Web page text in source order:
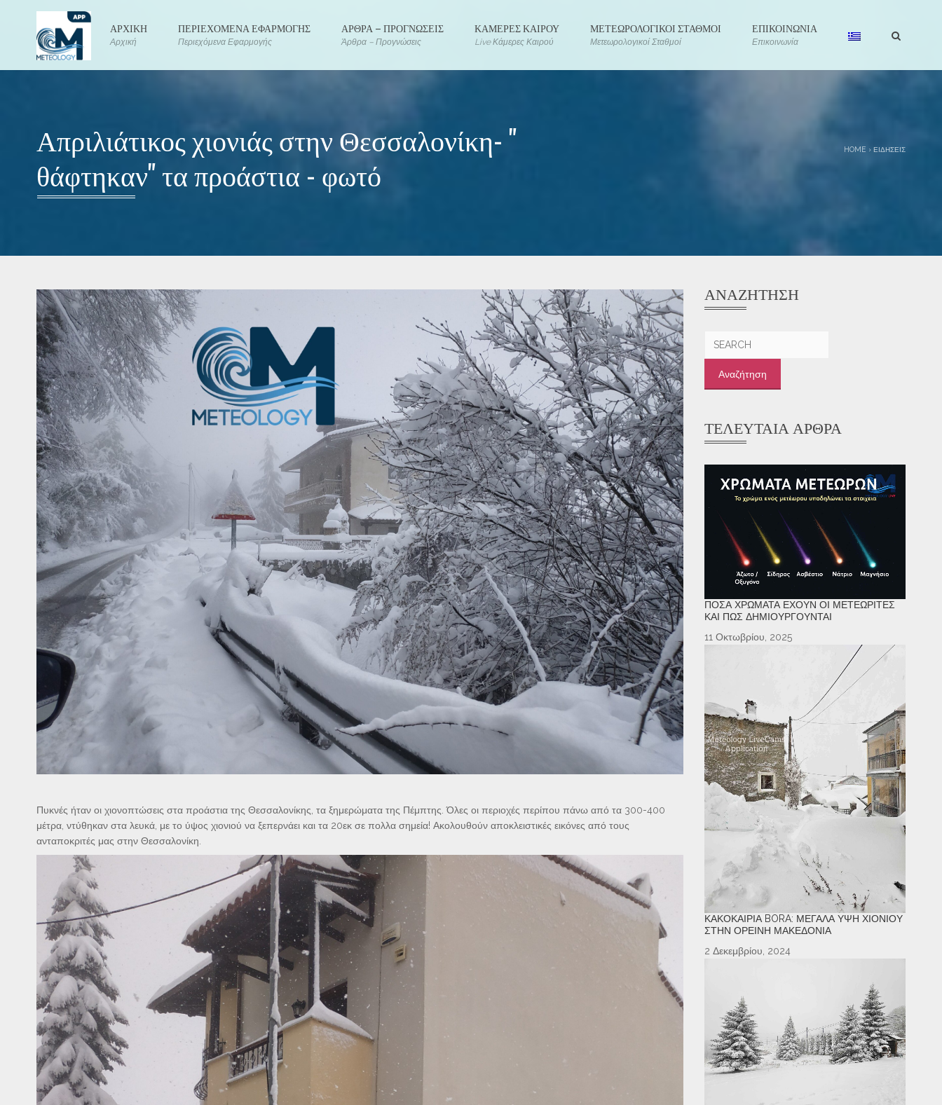
ΑΡΧΙΚΗ
Αρχική
ΠΕΡΙΕΧΟΜΕΝΑ ΕΦΑΡΜΟΓΗΣ
Περιεχόμενα Εφαρμογής
ΑΡΘΡΑ – ΠΡΟΓΝΩΣΕΙΣ
Άρθρα – Προγνώσεις
ΚΑΜΕΡΕΣ ΚΑΙΡΟΥ
Live Κάμερες Καιρού
ΜΕΤΕΩΡΟΛΟΓΙΚΟΙ ΣΤΑΘΜΟΙ
Μετεωρολογικοί Σταθμοί
ΕΠΙΚΟΙΝΩΝΙΑ
Επικοινωνία
Απριλιάτικος χιονιάς στην Θεσσαλονίκη- "
θάφτηκαν" τα προάστια - φωτό
HOME › ΕΙΔΉΣΕΙΣ
Πυκνές ήταν οι χιονοπτώσεις στα προάστια της Θεσσαλονίκης, τα ξημερώματα της Πέμπτης. Όλες οι περιοχές περίπου πάνω από τα 300-400
μέτρα, ντύθηκαν στα λευκά, με το ύψος χιονιού να ξεπερνάει και τα 20εκ σε πολλα σημεία! Ακολουθούν αποκλειστικές εικόνες από τους
ανταποκριτές μας στην Θεσσαλονίκη.
ΑΝΑΖΉΤΗΣΗ
ΤΕΛΕΥΤΑΊΑ ΆΡΘΡΑ
ΠΌΣΑ ΧΡΏΜΑΤΑ ΈΧΟΥΝ ΟΙ ΜΕΤΕΩΡΊΤΕΣ
ΚΑΙ ΠΏΣ ΔΗΜΙΟΥΡΓΟΎΝΤΑΙ
11 Οκτωβρίου, 2025
ΚΑΚΟΚΑΙΡΊΑ BORA: ΜΕΓΆΛΑ ΎΨΗ ΧΙΟΝΙΟΎ
ΣΤΗΝ ΟΡΕΙΝΉ ΜΑΚΕΔΟΝΊΑ
2 Δεκεμβρίου, 2024